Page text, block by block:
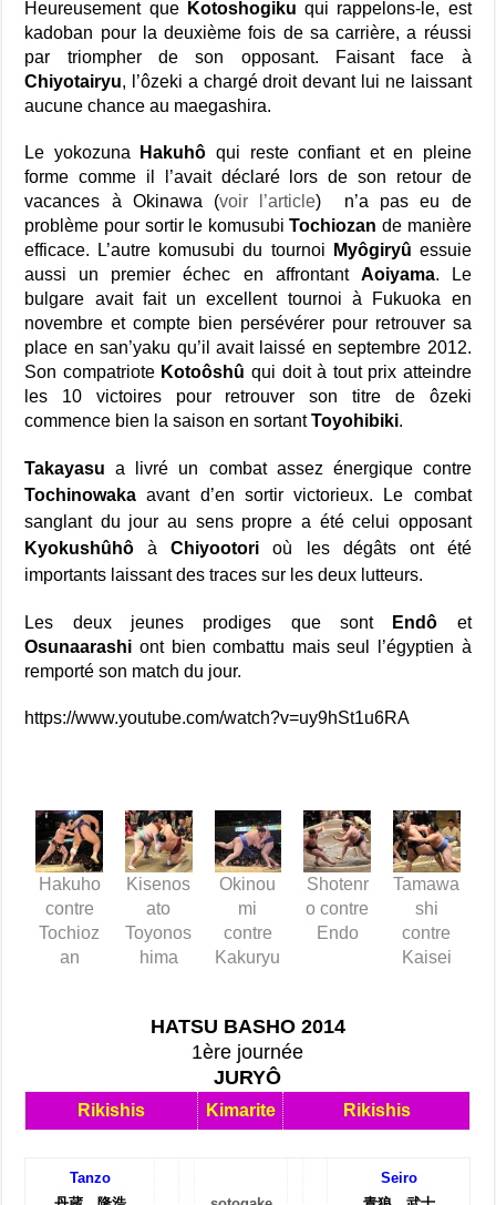
Heureusement que Kotoshogiku qui rappelons-le, est
kadoban pour la deuxième fois de sa carrière, a réussi
par triompher de son opposant. Faisant face à
Chiyotairyu, l’ôzeki a chargé droit devant lui ne laissant
aucune chance au maegashira.
Le yokozuna Hakuhô qui reste confiant et en pleine
forme comme il l’avait déclaré lors de son retour de
vacances à Okinawa (voir l’article) n’a pas eu de
problème pour sortir le komusubiTochiozan de manière
efficace. L’autre komusubi du tournoi
Myôgiryû essuie
aussi un premier échec en affrontant Aoiyama. Le
bulgare avait fait un excellent tournoi à Fukuoka en
novembre et compte bien persévérer pour retrouver sa
place en san’yaku qu’il avait laissé en septembre 2012.
Son compatriote Kotoôshû qui doit à tout prix atteindre
les 10 victoires pour retrouver son titre de ôzeki
commence bien la saison en sortantToyohibiki.
Takayasu a livré un combat assez énergique contre
Tochinowaka avant d’en sortir victorieux. Le combat
sanglant du jour au sens propre a été celui opposant
Kyokushûhô àChiyootori où les dégâts ont été
importants laissant des traces sur les deux lutteurs.
Les deux jeunes prodiges que sont Endô et
Osunaarashi ont bien combattu mais seul l’égyptien à
remporté son match du jour.
https://www.youtube.com/watch?v=uy9hSt1u6RA
Hakuho
contre
Tochioz
an
Kisenos
ato
Toyonos
hima
Okinou
mi
contre
Kakuryu
Shotenr
o contre
Endo
Tamawa
shi
contre
Kaisei
HATSU BASHO 2014
1ère journée
JURYÔ
Rikishis Kimarite Rikishis
Tanzo
Seiro